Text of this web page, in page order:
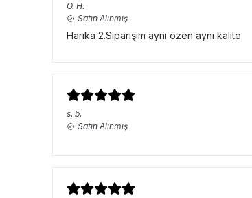
O. H.
Satın Alınmış
Harika 2.Siparişim aynı özen aynı kalite
s. b.
Satın Alınmış